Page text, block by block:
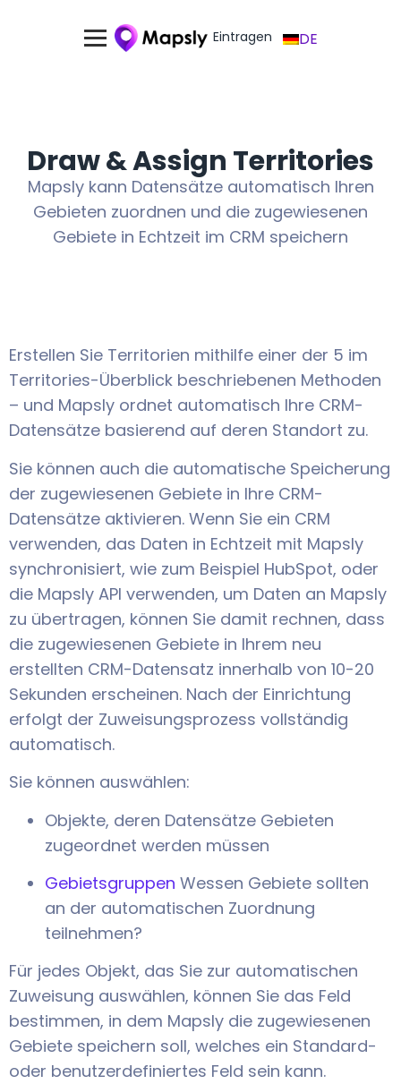
Eintragen DE
Draw & Assign Territories
Mapsly kann Datensätze automatisch Ihren
Gebieten zuordnen und die zugewiesenen
Gebiete in Echtzeit im CRM speichern
Erstellen Sie Territorien mithilfe einer der 5 im
Territories-Überblick beschriebenen Methoden
– und Mapsly ordnet automatisch Ihre CRM-
Datensätze basierend auf deren Standort zu.
Sie können auch die automatische Speicherung
der zugewiesenen Gebiete in Ihre CRM-
Datensätze aktivieren. Wenn Sie ein CRM
verwenden, das Daten in Echtzeit mit Mapsly
synchronisiert, wie zum Beispiel HubSpot, oder
die Mapsly API verwenden, um Daten an Mapsly
zu übertragen, können Sie damit rechnen, dass
die zugewiesenen Gebiete in Ihrem neu
erstellten CRM-Datensatz innerhalb von 10-20
Sekunden erscheinen. Nach der Einrichtung
erfolgt der Zuweisungsprozess vollständig
automatisch.
Sie können auswählen:
Objekte, deren Datensätze Gebieten
zugeordnet werden müssen
Gebietsgruppen Wessen Gebiete sollten
an der automatischen Zuordnung
teilnehmen?
Für jedes Objekt, das Sie zur automatischen
Zuweisung auswählen, können Sie das Feld
bestimmen, in dem Mapsly die zugewiesenen
Gebiete speichern soll, welches ein Standard-
oder benutzerdefiniertes Feld sein kann.